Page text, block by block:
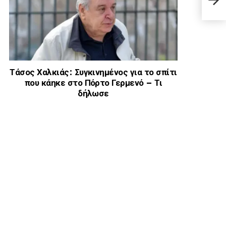
– H
Τάσος Χαλκιάς: Συγκινημένος για το σπίτι
που κάηκε στο Πόρτο Γερμενό – Τι
δήλωσε